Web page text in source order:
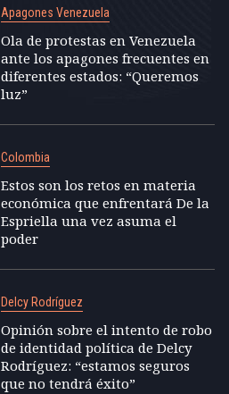
Apagones Venezuela
Ola de protestas en Venezuela
ante los apagones frecuentes en
diferentes estados: “Queremos
luz”
Colombia
Estos son los retos en materia
económica que enfrentará De la
Espriella una vez asuma el
poder
Delcy Rodríguez
Opinión sobre el intento de robo
de identidad política de Delcy
Rodríguez: “estamos seguros
que no tendrá éxito”